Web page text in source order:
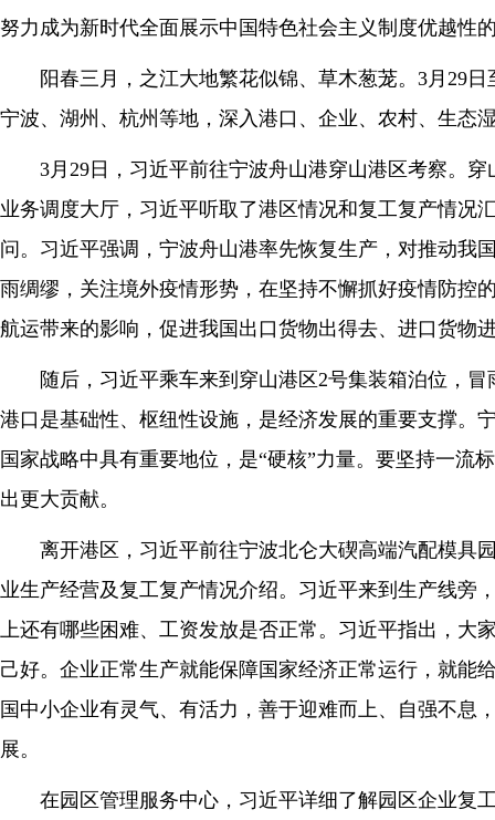
努力成为新时代全面展示中国特色社会主义制度优越性
阳春三月，之江大地繁花似锦、草木葱茏。3月29
宁波、湖州、杭州等地，深入港口、企业、农村、生态
3月29日，习近平前往宁波舟山港穿山港区考察。
业务调度大厅，习近平听取了港区情况和复工复产情况
问。习近平强调，宁波舟山港率先恢复生产，对推动我
雨绸缪，关注境外疫情形势，在坚持不懈抓好疫情防控
航运带来的影响，促进我国出口货物出得去、进口货物
随后，习近平乘车来到穿山港区2号集装箱泊位，
港口是基础性、枢纽性设施，是经济发展的重要支撑。
国家战略中具有重要地位，是“硬核”力量。要坚持一流
出更大贡献。
离开港区，习近平前往宁波北仑大碶高端汽配模具
业生产经营及复工复产情况介绍。习近平来到生产线旁
上还有哪些困难、工资发放是否正常。习近平指出，大
己好。企业正常生产就能保障国家经济正常运行，就能
国中小企业有灵气、有活力，善于迎难而上、自强不息
展。
在园区管理服务中心，习近平详细了解园区企业复